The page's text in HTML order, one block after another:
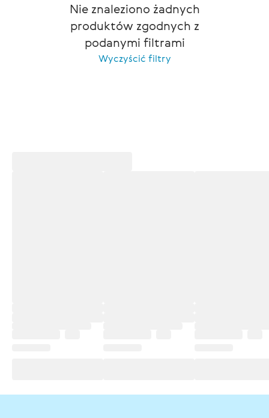
Nie znaleziono żadnych
produktów zgodnych z
podanymi filtrami
Wyczyścić filtry